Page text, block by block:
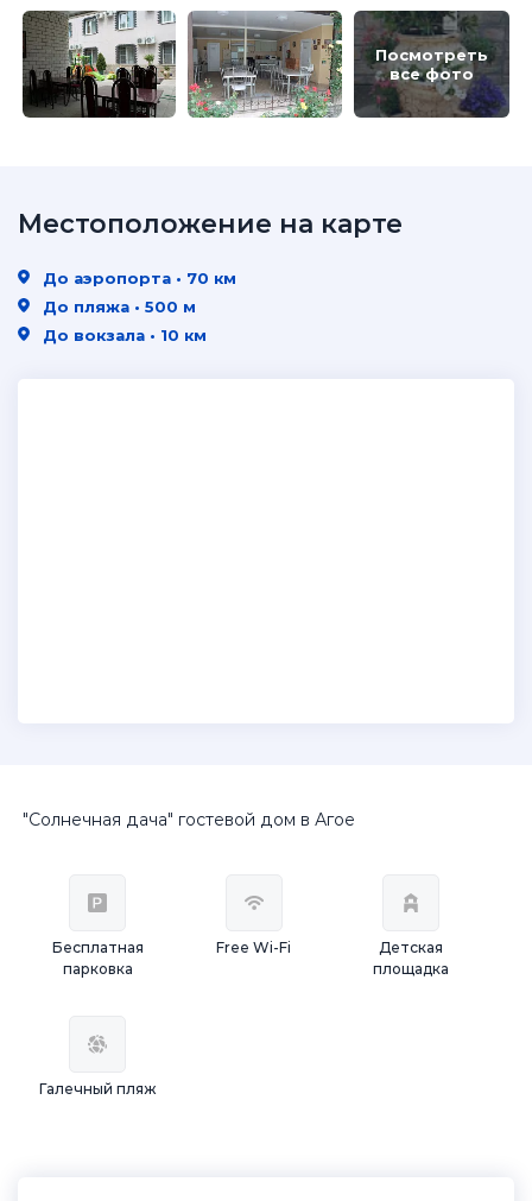
Посмотреть
все фото
"Солнечная дача" гостевой дом в Агое
Бесплатная
парковка
Free Wi-Fi
Детская
площадка
Галечный пляж
Местоположение на карте
До аэропорта • 70 км
До пляжа • 500 м
До вокзала • 10 км